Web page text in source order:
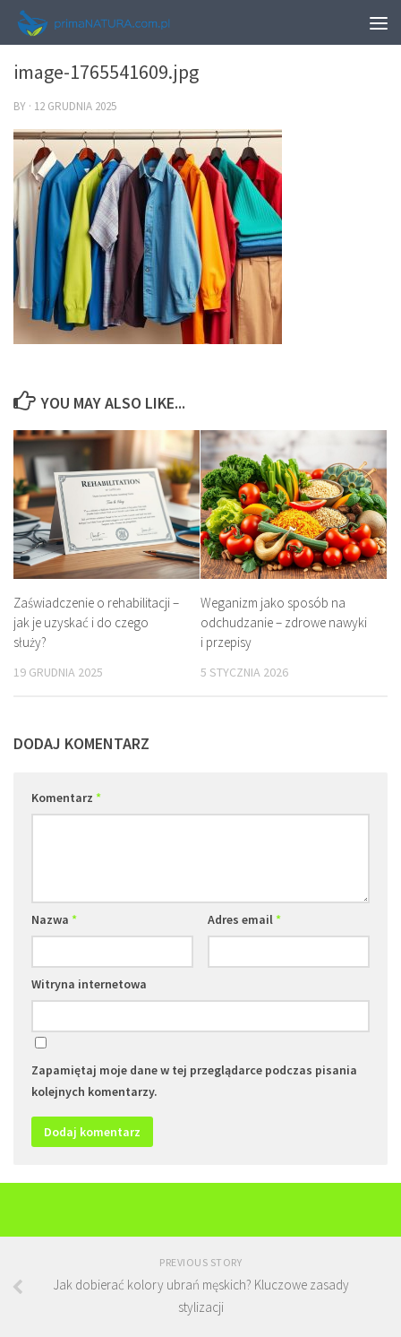
0
image-1765541609.jpg
BY · 12 GRUDNIA 2025
YOU MAY ALSO LIKE...
Zaświadczenie o rehabilitacji –
jak je uzyskać i do czego
służy?
19 GRUDNIA 2025
Weganizm jako sposób na
odchudzanie – zdrowe nawyki
i przepisy
5 STYCZNIA 2026
DODAJ KOMENTARZ
Komentarz *
Nazwa * Adres email*
Witryna internetowa
Zapamiętaj moje dane w tej przeglądarce podczas pisania
kolejnych komentarzy.
PREVIOUS STORY
Jak dobierać kolory ubrań męskich? Kluczowe zasady
stylizacji